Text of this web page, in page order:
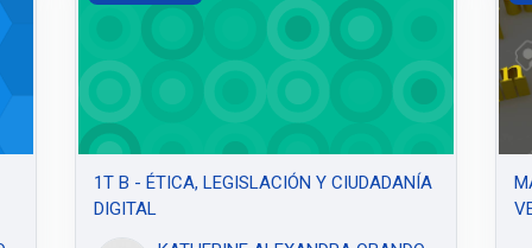
1T B - ÉTICA, LEGISLACIÓN Y CIUDADANÍA
DIGITAL